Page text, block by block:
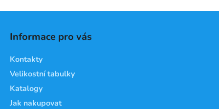
Informace pro vás
Kontakty
Velikostní tabulky
Katalogy
Jak nakupovat